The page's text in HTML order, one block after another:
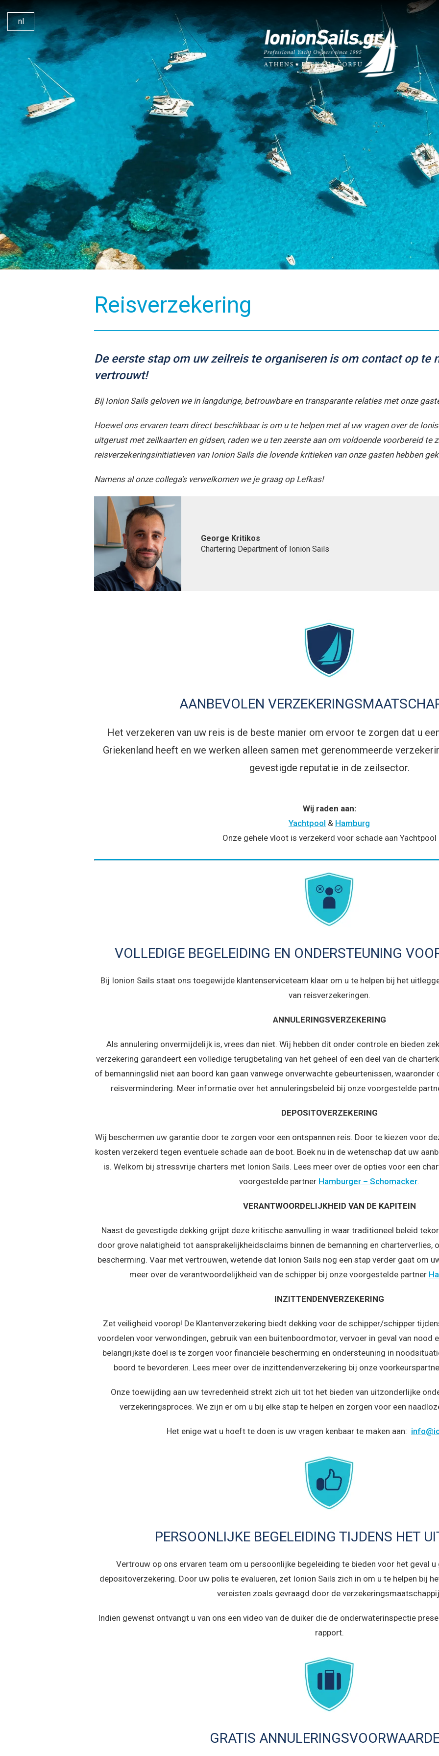
nl
Onze jachten
Onze Catamarans
Bareboat Charters
Charter met Schipper
Bemande Jachtcharters
Zeilboot Huren Lefkas
Waarom Voor Ons Kiezen
Zeilen Vanaf Lefkas
360° Jachtmanagement
Contacteer Ons
Wat ons
Wij kennen
zeilen in de
E-
Leer alles
van uw
Alleen
Wij zijn
Het
genieten
Maak
uw
Reisverzekering
De eerste stap om uw zeilreis te organiseren is om contact op te
vertrouwt!
Bij Ionion Sails geloven we in langdurige, betrouwbare en transparante relaties met onze
Hoewel ons ervaren team direct beschikbaar is om u te helpen met al uw vragen over de
uitgerust met zeilkaarten en gidsen, raden we u ten zeerste aan om voldoende voorbereid te
reisverzekeringsinitiatieven van Ionion Sails die lovende kritieken van onze gasten hebben
Namens al onze collega’s verwelkomen we je graag op Lefkas!
George Kritikos
Chartering Department of Ionion Sails
AANBEVOLEN
Het verzekeren van uw reis is de beste manier om ervoor te zorgen dat u
Griekenland heeft en we werken alleen samen met gerenommeerde
gevestigde reputatie in de zeilsector.
Wij raden aan:
Yachtpool & Hamburg
Onze gehele vloot is verzekerd voor schade aan Yachtpool
VOLLEDIGE BEGELEIDING EN ONDERSTEUNING
Bij Ionion Sails staat ons toegewijde klantenserviceteam klaar om u te helpen bij het
van reisverzekeringen.
ANNULERINGSVERZEKERING
Als annulering onvermijdelijk is, vrees dan niet. Wij hebben dit onder controle en bieden
verzekering garandeert een volledige terugbetaling van het geheel of een deel van de
of bemanningslid niet aan boord kan gaan vanwege onverwachte gebeurtenissen,
reisvermindering. Meer informatie over het annuleringsbeleid bij onze voorgestelde
DEPOSITOVERZEKERING
Wij beschermen uw garantie door te zorgen voor een ontspannen reis. Door te kiezen voor
kosten verzekerd tegen eventuele schade aan de boot. Boek nu in de wetenschap dat uw
is. Welkom bij stressvrije charters met Ionion Sails. Lees meer over de opties voor een
voorgestelde partner Hamburger – Schomacker.
VERANTWOORDELIJKHEID VAN DE KAPITEIN
Naast de gevestigde dekking grijpt deze kritische aanvulling in waar traditioneel beleid
door grove nalatigheid tot aansprakelijkheidsclaims binnen de bemanning en charterverlies,
bescherming. Vaar met vertrouwen, wetende dat Ionion Sails nog een stap verder gaat om
meer over de verantwoordelijkheid van de schipper bij onze voorgestelde partner
INZITTENDENVERZEKERING
Zet veiligheid voorop! De Klantenverzekering biedt dekking voor de schipper/schipper
voordelen voor verwondingen, gebruik van een buitenboordmotor, vervoer in geval van nood
belangrijkste doel is te zorgen voor financiële bescherming en ondersteuning in
boord te bevorderen. Lees meer over de inzittendenverzekering bij onze
Onze toewijding aan uw tevredenheid strekt zich uit tot het bieden van uitzonderlijke
verzekeringsproces. We zijn er om u bij elke stap te helpen en zorgen voor een
Het enige wat u hoeft te doen is uw vragen kenbaar te maken aan:
PERSOONLIJKE BEGELEIDING TIJDENS HET
Vertrouw op ons ervaren team om u persoonlijke begeleiding te bieden voor het geval u
depositoverzekering. Door uw polis te evalueren, zet Ionion Sails zich in om u te helpen bij
vereisten zoals gevraagd door de
Indien gewenst ontvangt u van ons een video van de duiker die de onderwaterinspectie
rapport.
GRATIS